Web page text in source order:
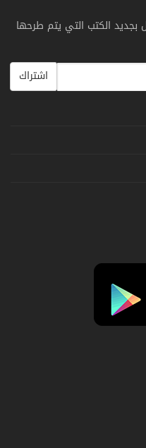
بجديد الكتب التي يتم طرحها
اشتراك